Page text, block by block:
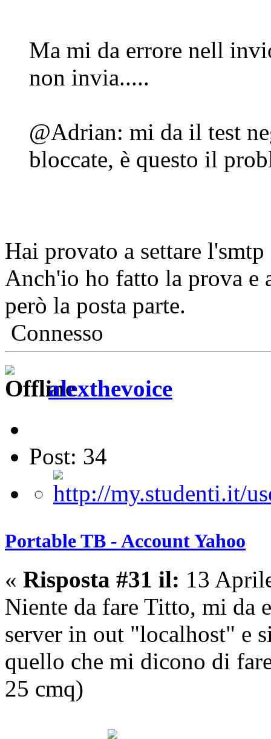
Ma mi da errore nell
non invia.....
@Adrian: mi da il test
bloccate, è questo il
Hai provato a settare l'smtp
Anch'io ho fatto la prova e
però la posta parte.
Connesso
alexthevoice
Post: 34
Portable TB - Account Yahoo
« Risposta #31 il: 13
Niente da fare Titto, mi da
server in out "localhost" e
quello che mi dicono di
25 cmq)